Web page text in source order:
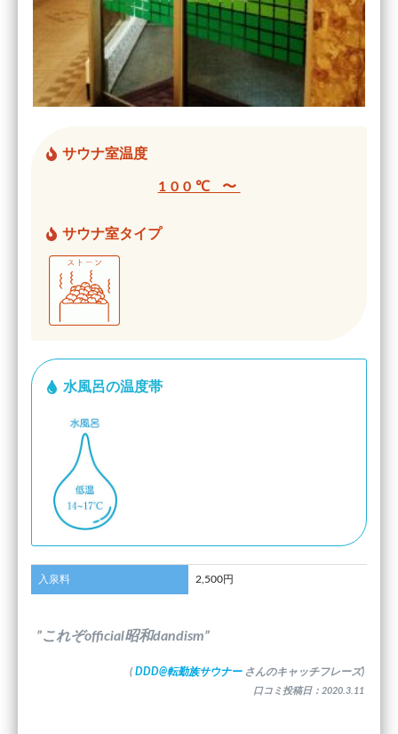
サウナ室温度
100℃ 〜
サウナ室タイプ
水風呂の温度帯
入泉料 2,500円
”これぞofficial昭和dandism”
( DDD@転勤族サウナー さんのキャッチフレーズ)
口コミ投稿日：2020.3.11